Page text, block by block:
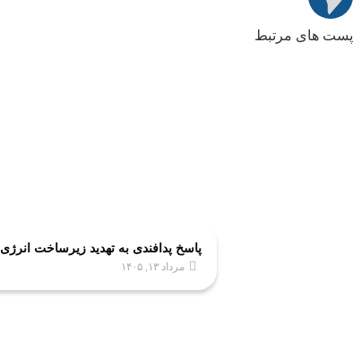
پست های مرتبط
پاسخ پدافندی به تهدید زیرساخت انرژی
مرداد ۱۳, ۱۴۰۵